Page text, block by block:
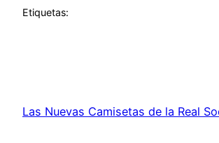
Etiquetas:
Las Nuevas Camisetas de la Real